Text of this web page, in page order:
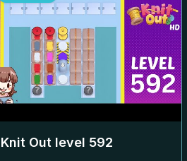
Knit Out level 592